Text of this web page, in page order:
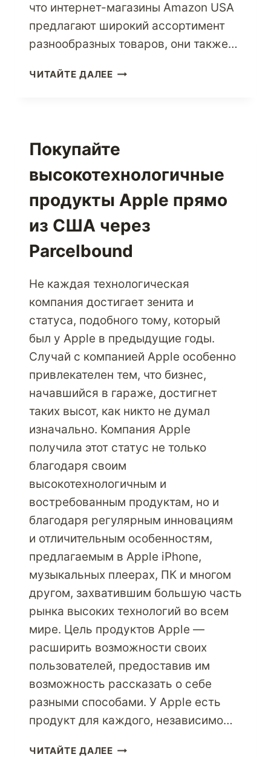
что интернет-магазины Amazon USA
предлагают широкий ассортимент
разнообразных товаров, они также…
ЧИТАЙТЕ ДАЛЕЕПОЛУЧИТЕ
КЛИЕНТООРИЕНТИРОВАННОМ
ИНТЕРНЕТ-
МАГАЗИНЕ
И
ОТПРАВЛЯЙТЕ
ТОВАРЫ
ЧЕРЕЗ
PARCELBOUND
Покупайте
высокотехнологичные
продукты Apple прямо
из США через
Parcelbound
Не каждая технологическая
компания достигает зенита и
статуса, подобного тому, который
был у Apple в предыдущие годы.
Случай с компанией Apple особенно
привлекателен тем, что бизнес,
начавшийся в гараже, достигнет
таких высот, как никто не думал
изначально. Компания Apple
получила этот статус не только
благодаря своим
высокотехнологичным и
востребованным продуктам, но и
благодаря регулярным инновациям
и отличительным особенностям,
предлагаемым в Apple iPhone,
музыкальных плеерах, ПК и многом
другом, захватившим большую часть
рынка высоких технологий во всем
мире. Цель продуктов Apple —
расширить возможности своих
пользователей, предоставив им
возможность рассказать о себе
разными способами. У Apple есть
продукт для каждого, независимо…
ЧИТАЙТЕ ДАЛЕЕПОКУПАЙТЕ